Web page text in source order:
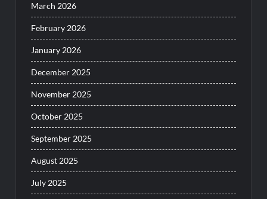
March 2026
February 2026
January 2026
December 2025
November 2025
October 2025
September 2025
August 2025
July 2025